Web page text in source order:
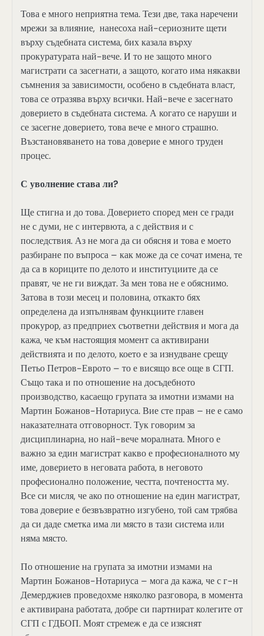
Това е много неприятна тема. Тези две, така наречени
мрежи за влияние, нанесоха най-сериозните щети
върху съдебната система, бих казала върху
прокуратурата най-вече. И то не защото много
магистрати са засегнати, а защото, когато има някакви
съмнения за зависимости, особено в съдебната власт,
това се отразява върху всички. Най-вече е засегнато
доверието в съдебната система. А когато се наруши и
се засегне доверието, това вече е много страшно.
Възстановяването на това доверие е много труден
процес.
С уволнение става ли?
Ще стигна и до това. Доверието според мен се гради
не с думи, не с интервюта, а с действия и с
последствия. Аз не мога да си обясня и това е моето
разбиране по въпроса – как може да се сочат имена, те
да са в кориците по делото и институциите да се
правят, че не ги виждат. За мен това не е обяснимо.
Затова в този месец и половина, откакто бях
определена да изпълнявам функциите главен
прокурор, аз предприех съответни действия и мога да
кажа, че към настоящия момент са активирани
действията и по делото, което е за изнудване срещу
Петьо Петров-Еврото – то е висящо все още в СГП.
Също така и по отношение на досъдебното
производство, касаещо групата за имотни измами на
Мартин Божанов-Нотариуса. Вие сте прав – не е само
наказателната отговорност. Тук говорим за
дисциплинарна, но най-вече моралната. Много е
важно за един магистрат какво е професионалното му
име, доверието в неговата работа, в неговото
професионално положение, честта, почтеността му.
Все си мисля, че ако по отношение на един магистрат,
това доверие е безвъзвратно изгубено, той сам трябва
да си даде сметка има ли място в тази система или
няма място.
По отношение на групата за имотни измами на
Мартин Божанов-Нотариуса – мога да кажа, че с г-н
Демерджиев проведохме няколко разговора, в момента
е активирана работата, добре си партнират колегите от
СГП с ГДБОП. Моят стремеж е да се изяснят